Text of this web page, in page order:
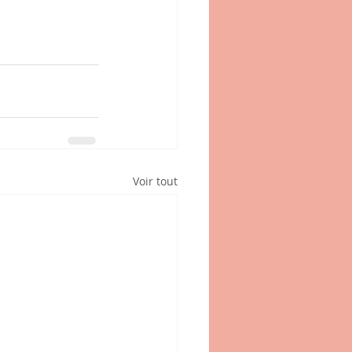
Voir tout